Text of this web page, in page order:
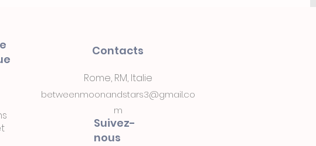
Rome, RM, Italie
betweenmoonandstars3@gmail.co
m
Contacts
Suivez-
nous